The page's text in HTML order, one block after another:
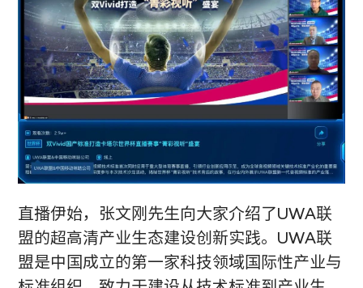
直播伊始，张文刚先生向大家介绍了UWA联
盟的超高清产业生态建设创新实践。UWA联
盟是中国成立的第一家科技领域国际性产业与